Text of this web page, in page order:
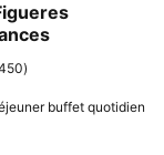
favoris
buffet quotidien